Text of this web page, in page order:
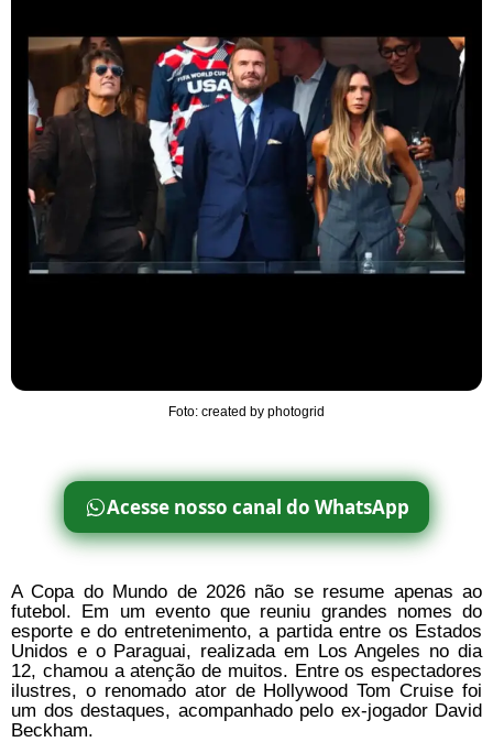
Foto: created by photogrid
Acesse nosso canal do WhatsApp
A Copa do Mundo de 2026 não se resume apenas ao
futebol. Em um evento que reuniu grandes nomes do
esporte e do entretenimento, a partida entre os Estados
Unidos e o Paraguai, realizada em Los Angeles no dia
12, chamou a atenção de muitos. Entre os espectadores
ilustres, o renomado ator de Hollywood Tom Cruise foi
um dos destaques, acompanhado pelo ex-jogador David
Beckham.